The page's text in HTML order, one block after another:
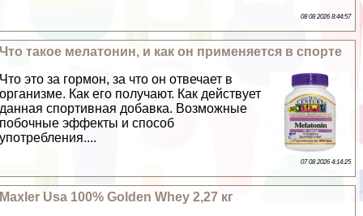
08 08 2026 8:44:57
Что такое мелатонин, и как он применяется в спорте
Что это за гормон, за что он отвечает в
организме. Как его получают. Как действует
данная спортивная добавка. Возможные
побочные эффекты и способ
употрeбления....
07 08 2026 4:14:25
Maxler Usa 100% Golden Whey 2,27 кг